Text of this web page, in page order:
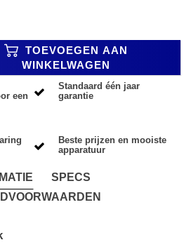
TOEVOEGEN AAN
WINKELWAGEN
een
Standaard één jaar
garantie
Beste prijzen en mooiste
apparatuur
SPECS